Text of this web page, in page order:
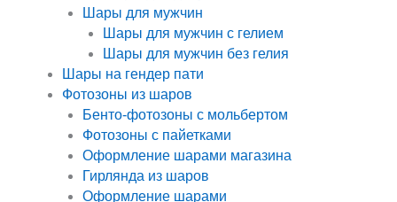
Шары для мужчин
Шары для мужчин с гелием
Шары для мужчин без гелия
Шары на гендер пати
Фотозоны из шаров
Бенто-фотозоны с мольбертом
Фотозоны с пайетками
Оформление шарами магазина
Гирлянда из шаров
Оформление шарами